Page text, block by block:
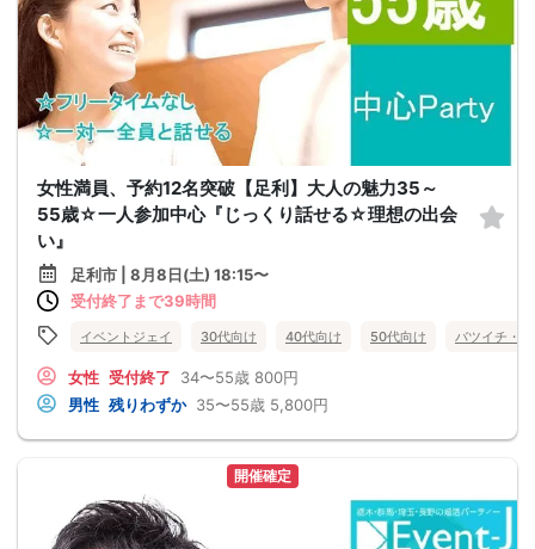
女性満員、予約12名突破【足利】大人の魅力35～
55歳☆一人参加中心『じっくり話せる☆理想の出会
い』
足利市 | 8月8日(土) 18:15〜
受付終了まで39時間
イベントジェイ 30代向け 40代向け 50代向け バツイチ・
女性 受付終了 34〜55歳 800円
男性 残りわずか 35〜55歳 5,800円
開催確定